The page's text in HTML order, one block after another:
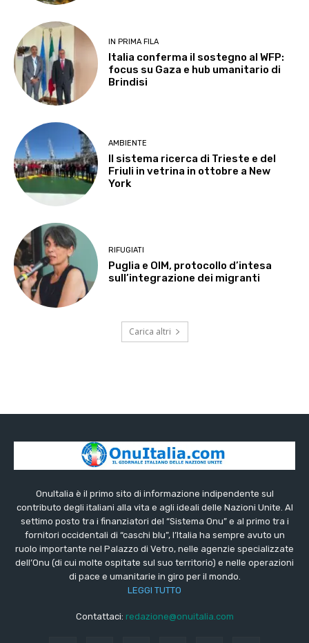
IN PRIMA FILA
Italia conferma il sostegno al WFP:
focus su Gaza e hub umanitario di
Brindisi
AMBIENTE
Il sistema ricerca di Trieste e del
Friuli in vetrina in ottobre a New
York
RIFUGIATI
Puglia e OIM, protocollo d’intesa
sull’integrazione dei migranti
Carica altri
OnuItalia è il primo sito di informazione indipendente sul
contributo degli italiani alla vita e agli ideali delle Nazioni Unite. Al
settimo posto tra i finanziatori del “Sistema Onu” e al primo tra i
fornitori occidentali di “caschi blu”, l’Italia ha sempre avuto un
ruolo importante nel Palazzo di Vetro, nelle agenzie specializzate
dell’Onu (di cui molte ospitate sul suo territorio) e nelle operazioni
di pace e umanitarie in giro per il mondo.
LEGGI TUTTO
Contattaci: redazione@onuitalia.com